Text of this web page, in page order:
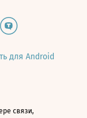
для Android
связи,